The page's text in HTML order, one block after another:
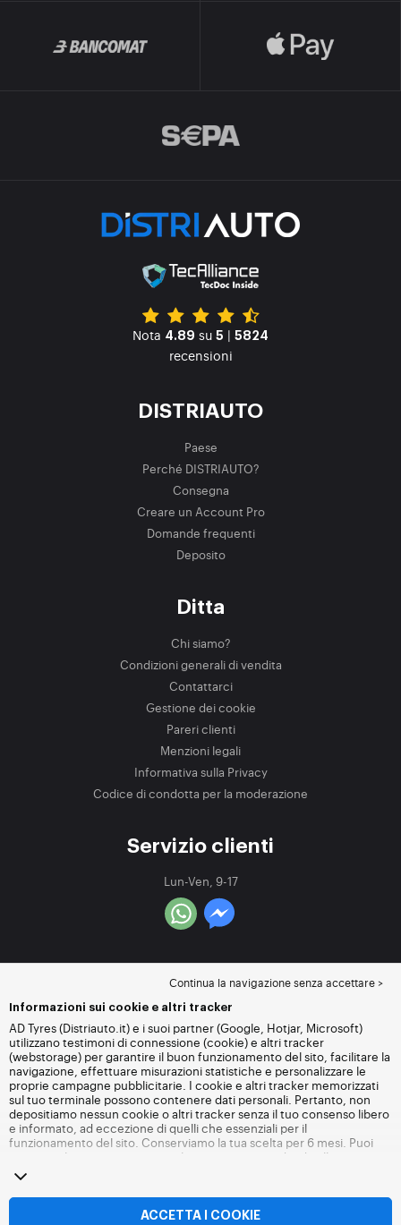
Nota 4.89 su 5 | 5824
recensioni
DISTRIAUTO
Paese
Perché DISTRIAUTO?
Consegna
Creare un Account Pro
Domande frequenti
Deposito
Ditta
Chi siamo?
Condizioni generali di vendita
Contattarci
Gestione dei cookie
Pareri clienti
Menzioni legali
Informativa sulla Privacy
Codice di condotta per la moderazione
Servizio clienti
Lun-Ven, 9-17
Continua la navigazione senza accettare >
Informazioni sui cookie e altri tracker
AD Tyres (Distriauto.it) e i suoi partner (Google, Hotjar, Microsoft)
utilizzano testimoni di connessione (cookie) e altri tracker
(webstorage) per garantire il buon funzionamento del sito, facilitare la
navigazione, effettuare misurazioni statistiche e personalizzare le
proprie campagne pubblicitarie. I cookie e altri tracker memorizzati
sul tuo terminale possono contenere dati personali. Pertanto, non
depositiamo nessun cookie o altri tracker senza il tuo consenso libero
e informato, ad eccezione di quelli che essenziali per il
funzionamento del sito. Conserviamo la tua scelta per 6 mesi. Puoi
revocare il tuo consenso in qualsiasi momento andando alla
dei cookie e altri tracker
senza accettare il deposito di cookie o altri tracker. Il rifiuto non
impedisce l'accesso ai servizi Distriauto.it. Per maggiori informazioni,
altri tracker .
ACCETTA I COOKIE